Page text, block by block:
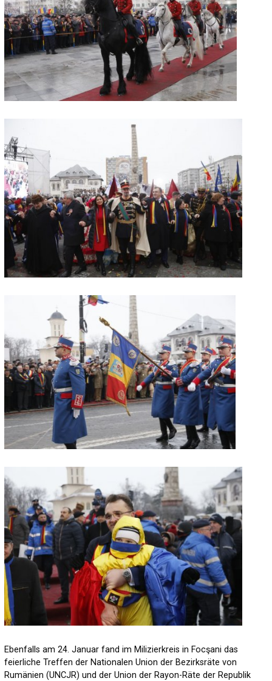
Ebenfalls am 24. Januar fand im Milizierkreis in Focşani das
feierliche Treffen der Nationalen Union der Bezirksräte von
Rumänien (UNCJR) und der Union der Rayon-Räte der Republik